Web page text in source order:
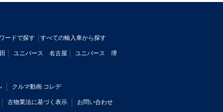
ードで探す すべての輸入車から探す
ユニバース 名古屋 ユニバース 堺
クルマ動画 コレデ
古物業法に基づく表示 お問い合わせ